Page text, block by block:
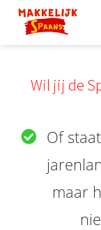
Wil jij de S
Of
maar